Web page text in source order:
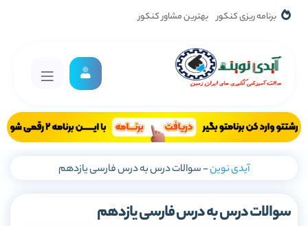
برنامه ریزی کنکور بهترین مشاور کنکور
آیدی نوین-سوالات درس به درس فارسی یازدهم
سوالات درس به درس فارسی یازدهم